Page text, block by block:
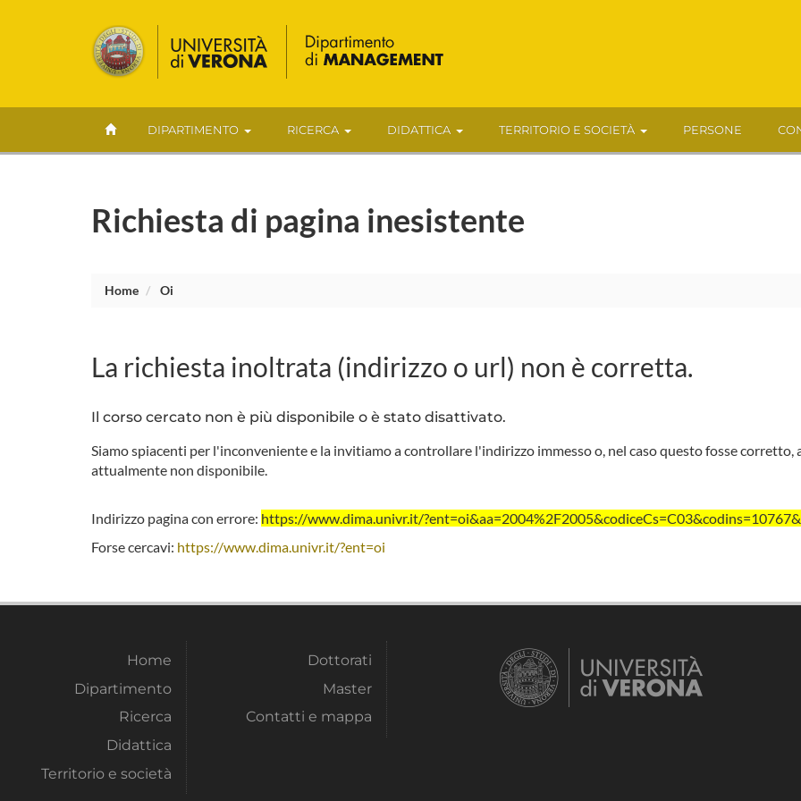
DIPARTIMENTO RICERCA DIDATTICA TERRITORIO E SOCIETÀ PERSONE
Richiesta di pagina inesistente
Home Oi
La richiesta inoltrata (indirizzo o url) non è corretta.
Il corso cercato non è più disponibile o è stato disattivato.
Siamo spiacenti per l'inconveniente e la invitiamo a controllare l'indirizzo immesso o, nel caso questo fosse
attualmente non disponibile.
Indirizzo pagina con errore: https://www.dima.univr.it/
Forse cercavi: https://www.dima.univr.it/?ent=oi
Home
Dipartimento
Ricerca
Didattica
Territorio e società
Dottorati
Master
Contatti e mappa